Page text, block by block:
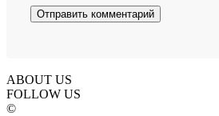
ABOUT US
FOLLOW US
©